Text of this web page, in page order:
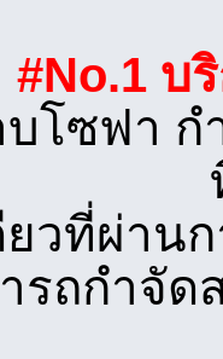
#No.1 บ
โซฟา ก
ยวที่ผ่าน
รถกำจัด